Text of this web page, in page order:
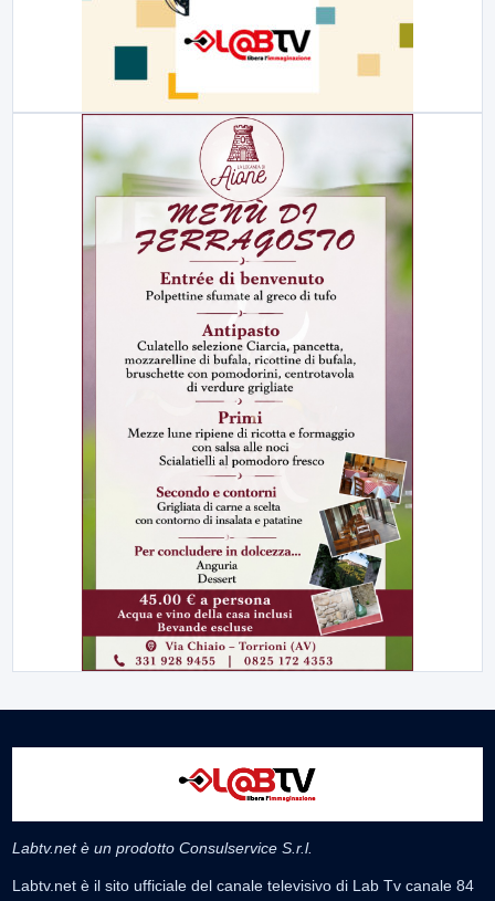
Labtv.net è un prodotto Consulservice S.r.l.
Labtv.net è il sito ufficiale del canale televisivo di Lab Tv canale 84